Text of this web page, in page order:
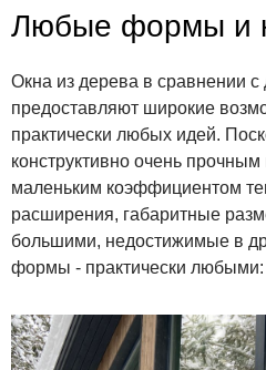
Любые формы и
Окна из дерева в сравнении
предоставляют широкие
практически любых идей.
конструктивно очень
маленьким коэффициентом
расширения, габаритные
большими, недостижимые в
формы - практически любыми: